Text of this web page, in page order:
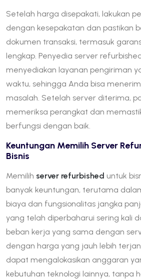
Setelah harga disepakati, lakukan
dengan kesepakatan dan pastikan
dokumen transaksi, termasuk
lengkap. Penyedia server
menyediakan layanan pengiriman
waktu, sehingga Anda bisa
masalah. Setelah server diterima,
memeriksa perangkat dan
berfungsi dengan baik.
Keuntungan Memilih Server
Bisnis
Memilih server refurbished untuk
banyak keuntungan, terutama
biaya dan fungsionalitas jangka
yang telah diperbaharui sering kali
beban kerja yang sama dengan
dengan harga yang jauh lebih
dapat mengalokasikan anggaran
kebutuhan teknologi lainnya, tanpa